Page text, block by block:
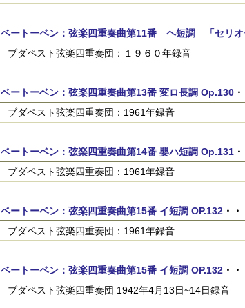
ベートーベン：弦楽四重奏曲第11番 ヘ短調 「セリ
ブダペスト弦楽四重奏団：１９６０年録音
ベートーベン：弦楽四重奏曲第13番 変ロ長調 Op.130
ブダペスト弦楽四重奏団：1961年録音
ベートーベン：弦楽四重奏曲第14番 嬰ハ短調 Op.131
ブダペスト弦楽四重奏団：1961年録音
ベートーベン：弦楽四重奏曲第15番 イ短調 OP.132・・
ブダペスト弦楽四重奏団：1961年録音
ベートーベン：弦楽四重奏曲第15番 イ短調 OP.132・・
ブダペスト弦楽四重奏団 1942年4月13日~14日録音